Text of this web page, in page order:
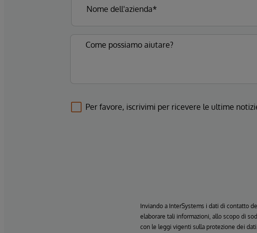
Per favore, iscrivimi per ricevere le ultime
Inviando a InterSystems i dati di contatto
elaborare tali informazioni, allo scopo di
con le leggi vigenti sulla protezione dei dati.